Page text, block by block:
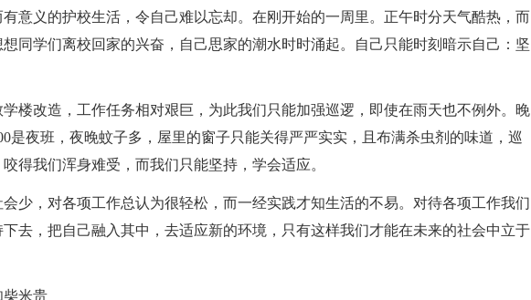
义的护校生活，令自己难以忘却。在刚开始的一周里。正午时分天气酷热，而
同学们离校回家的兴奋，自己思家的潮水时时涌起。自己只能时刻暗示自己：坚
改造，工作任务相对艰巨，为此我们只能加强巡逻，即使在雨天也不例外。晚
是夜班，夜晚蚊子多，屋里的窗子只能关得严严实实，且布满杀虫剂的味道，巡
得我们浑身难受，而我们只能坚持，学会适应。
，对各项工作总认为很轻松，而一经实践才知生活的不易。对待各项工作我们
去，把自己融入其中，去适应新的环境，只有这样我们才能在未来的社会中立于
米贵